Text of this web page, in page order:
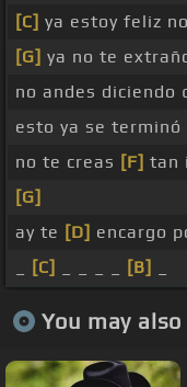
[C] ya estoy feliz
[G] ya no te
no andes diciendo
esto ya se terminó
no te creas [F] tan
[G]
ay te [D] encargo
[C] [B]
You may